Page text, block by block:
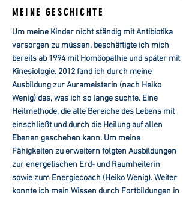
MEINE GESCHICHTE
Um meine Kinder nicht ständig mit Antibiotika
versorgen zu müssen, beschäftigte ich mich
bereits ab 1994 mit Homöopathie und später mit
Kinesiologie. 2012 fand ich durch meine
Ausbildung zur Aurameisterin (nach Heiko
Wenig) das, was ich so lange suchte. Eine
Heilmethode, die alle Bereiche des Lebens mit
einschließt und durch die Heilung auf allen
Ebenen geschehen kann. Um meine
Fähigkeiten zu erweitern folgten Ausbildungen
zur energetischen Erd- und Raumheilerin
sowie zum Energiecoach (Heiko Wenig). Weiter
konnte ich mein Wissen durch Fortbildungen in